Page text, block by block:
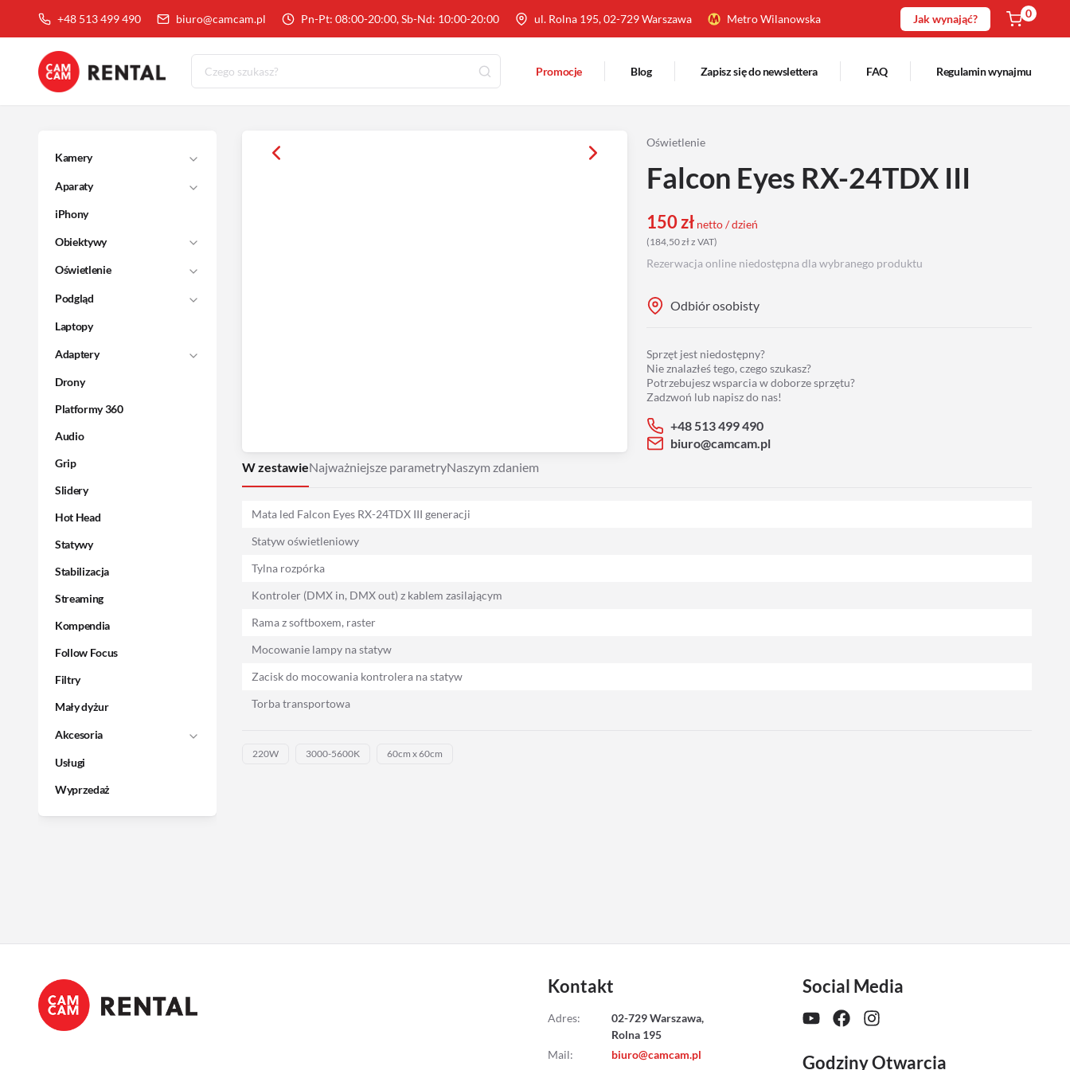
+48 513 499 490 biuro@camcam.pl Pn-Pt: 08:00-20:00, Sb-Nd: 10:00-20:00 ul. Rolna 195, 02-729 Warszawa Metro Wilanowska Jak wynająć? 0
Promocje Blog Zapisz się do newslettera FAQ Regulamin wynajmu
Kamery
Aparaty
iPhony
Obiektywy
Oświetlenie
Podgląd
Laptopy
Adaptery
Drony
Platformy 360
Audio
Grip
Slidery
Hot Head
Statywy
Stabilizacja
Streaming
Kompendia
Follow Focus
Filtry
Mały dyżur
Akcesoria
Usługi
Wyprzedaż
Oświetlenie
Falcon Eyes RX-24TDX III
150zł netto / dzień
(184,50złz VAT)
Rezerwacja online niedostępna dla wybranego produktu
Odbiór osobisty
Sprzęt jest niedostępny?
Nie znalazłeś tego, czego szukasz?
Potrzebujesz wsparcia w doborze sprzętu?
Zadzwoń lub napisz do nas!
+48 513 499 490
biuro@camcam.pl
W zestawieNajważniejsze parametryNaszym zdaniem
Mata led Falcon Eyes RX-24TDX III generacji
Statyw oświetleniowy
Tylna rozpórka
Kontroler (DMX in, DMX out) z kablem zasilającym
Rama z softboxem, raster
Mocowanie lampy na statyw
Zacisk do mocowania kontrolera na statyw
Torba transportowa
220W 3000-5600K 60cm x 60cm
Kontakt
Adres:
02-729 Warszawa,
Rolna 195
Mail:
biuro@camcam.pl
Social Media
Godziny Otwarcia